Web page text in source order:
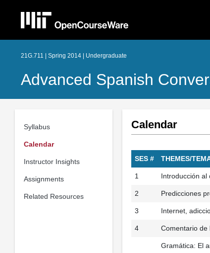
21G.711 | Spring 2014 | Undergraduate
Advanced Spanish
Syllabus
Calendar
Instructor Insights
Assignments
Related Resources
Calendar
SES # THEMES/
1 Introducción al
2 Predicciones
3 Internet,
4 Comentario de
Gramática: El